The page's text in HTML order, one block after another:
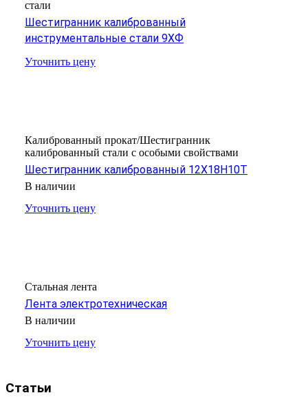
стали
Шестигранник калиброванный
инструментальные стали 9ХФ
Уточнить цену
Калиброванный прокат/Шестигранник
калиброванный стали с особыми свойствами
Шестигранник калиброванный 12X18H10T
В наличии
Уточнить цену
Стальная лента
Лента электротехническая
В наличии
Уточнить цену
Статьи